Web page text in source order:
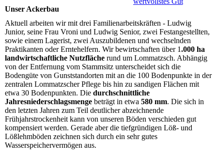
Unser Ackerbau
Aktuell arbeiten wir mit drei Familienarbeitskräften - Ludwig
Junior, seine Frau Vroni und Ludwig Senior, zwei Festangestellten,
sowie einem Lagerist, zwei Auszubildenen und wechselnden
Praktikanten oder Erntehelfern. Wir bewirtschaften über 1.000 ha
landwirtschaftliche Nutzfläche rund um Lommatzsch. Abhängig
von der Entfernung vom Stammsitz unterscheidet sich die
Bodengüte von Gunststandorten mit an die 100 Bodenpunkte in der
zentralen Lommatzscher Pflege bis hin zu sandigen Flächen mit
etwa 30 Bodenpunkten. Die durchschnittliche
Jahresniederschlagsmenge beträgt in etwa 580 mm. Die sich in
den letzten Jahren zum Teil deutlicher abzeichnende
Frühjahrstrockenheit kann von unseren Böden verschieden gut
kompensiert werden. Gerade aber die tiefgründigen Löß- und
Lößlehmböden zeichnen sich durch ein sehr gutes
Wasserspeichervermögen aus.